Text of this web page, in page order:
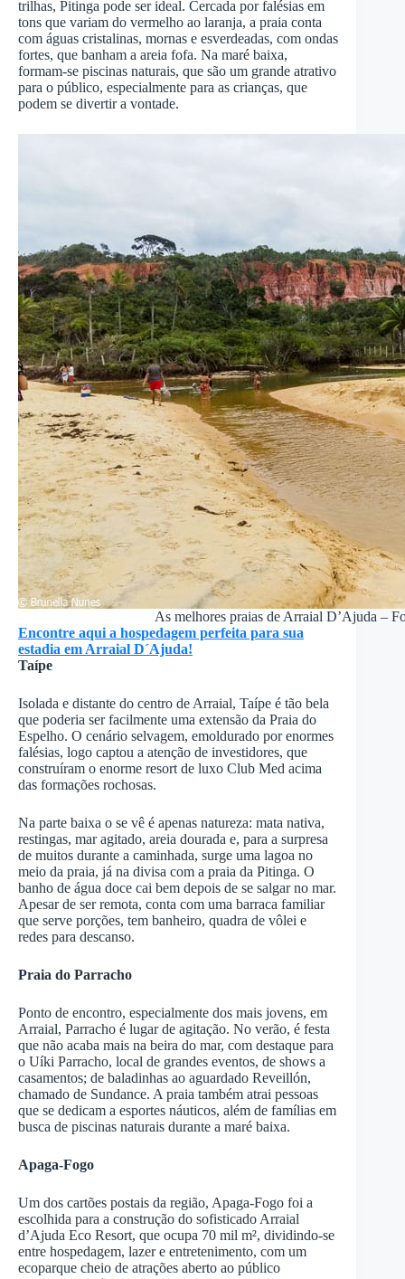
trilhas, Pitinga pode ser ideal. Cercada por falésias em
tons que variam do vermelho ao laranja, a praia conta
com águas cristalinas, mornas e esverdeadas, com ondas
fortes, que banham a areia fofa. Na maré baixa,
formam-se piscinas naturais, que são um grande atrativo
para o público, especialmente para as crianças, que
podem se divertir a vontade.
As melhores praias de Arraial D’Ajuda –
Encontre aqui a hospedagem perfeita para sua
estadia em Arraial D´Ajuda!
Taípe
Isolada e distante do centro de Arraial, Taípe é tão bela
que poderia ser facilmente uma extensão da Praia do
Espelho. O cenário selvagem, emoldurado por enormes
falésias, logo captou a atenção de investidores, que
construíram o enorme resort de luxo Club Med acima
das formações rochosas.
Na parte baixa o se vê é apenas natureza: mata nativa,
restingas, mar agitado, areia dourada e, para a surpresa
de muitos durante a caminhada, surge uma lagoa no
meio da praia, já na divisa com a praia da Pitinga. O
banho de água doce cai bem depois de se salgar no mar.
Apesar de ser remota, conta com uma barraca familiar
que serve porções, tem banheiro, quadra de vôlei e
redes para descanso.
Praia do Parracho
Ponto de encontro, especialmente dos mais jovens, em
Arraial, Parracho é lugar de agitação. No verão, é festa
que não acaba mais na beira do mar, com destaque para
o Uíki Parracho, local de grandes eventos, de shows a
casamentos; de baladinhas ao aguardado Reveillón,
chamado de Sundance. A praia também atrai pessoas
que se dedicam a esportes náuticos, além de famílias em
busca de piscinas naturais durante a maré baixa.
Apaga-Fogo
Um dos cartões postais da região, Apaga-Fogo foi a
escolhida para a construção do sofisticado Arraial
d’Ajuda Eco Resort, que ocupa 70 mil m², dividindo-se
entre hospedagem, lazer e entretenimento, com um
ecoparque cheio de atrações aberto ao público